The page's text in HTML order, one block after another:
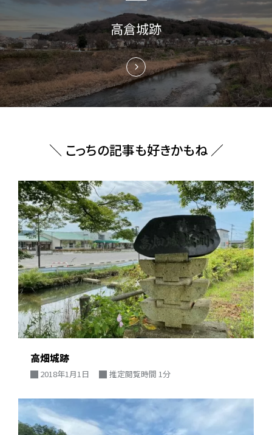
ン
高倉城跡
＼ こっちの記事も好きかもね ／
高畑城跡
2018年1月1日 推定閲覧時間 1分